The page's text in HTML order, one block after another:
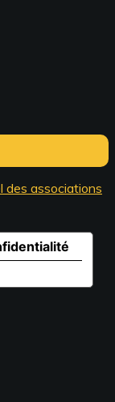
des associations